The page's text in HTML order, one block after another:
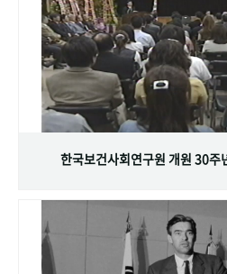
한국보건사회연구원 개원 30